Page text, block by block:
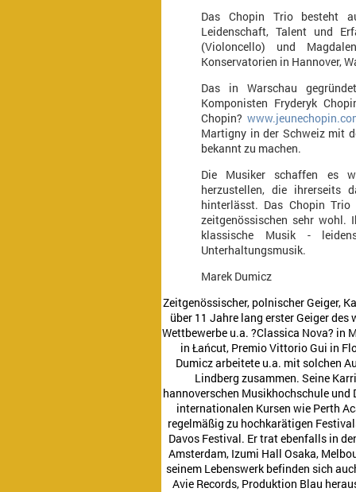
Das Chopin Trio besteht
Leidenschaft, Talent und
(Violoncello) und
Konservatorien in Hannover,
Das in Warschau
Komponisten Fryderyk
Chopin?
Martigny in der Schweiz mit
bekannt zu machen.
Die Musiker schaffen es
herzustellen, die ihrerseits
hinterlässt. Das Chopin
zeitgenössischen sehr
klassische Musik -
Unterhaltungsmusik.
Marek Dumicz
Zeitgenössischer, polnischer Geiger,
über 11 Jahre lang erster Geiger
Wettbewerbe u.a. ?Classica Nova? in
in Łańcut, Premio Vittorio Gui in
Dumicz arbeitete u.a. mit solchen
Lindberg zusammen. Seine
hannoverschen Musikhochschule
internationalen Kursen wie Perth
regelmäßig zu hochkarätigen
Davos Festival. Er trat ebenfalls in
Amsterdam, Izumi Hall Osaka,
seinem Lebenswerk befinden sich
Avie Records, Produktion Blau